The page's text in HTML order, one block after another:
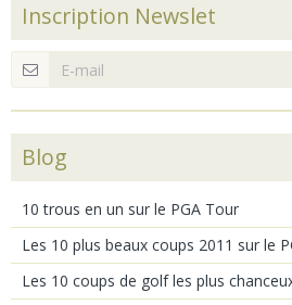
Inscription Newslet
Blog
10 trous en un sur le PGA Tour
Les 10 plus beaux coups 2011 sur le
Les 10 coups de golf les plus